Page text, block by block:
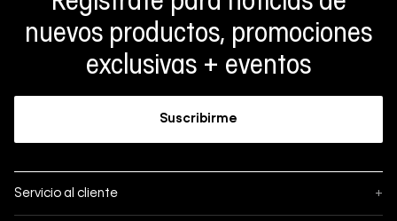
nuevos productos, promociones
exclusivas + eventos
Suscribirme
Servicio al cliente +